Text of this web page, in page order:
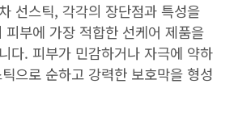
선스틱, 각각의 장단점과 특성을
피부에 가장 적합한 선케어 제품을
다. 피부가 민감하거나 자극에 약하
으로 순하고 강력한 보호막을 형성